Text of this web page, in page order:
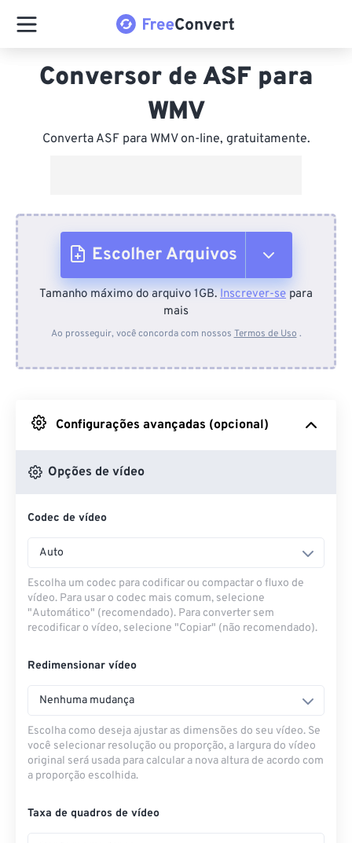
Conversor de ASF para
WMV
Converta ASF para WMV on-line, gratuitamente.
Escolher Arquivos
Do dispositivo
Do Google Drive
Do OneDrive
Tamanho máximo do arquivo 1GB. Inscrever-se para
mais
Ao prosseguir, você concorda com nossos Termos de Uso .
Configurações avançadas (opcional)
Opções de vídeo
Codec de vídeo
Auto
Escolha um codec para codificar ou compactar o fluxo de
vídeo. Para usar o codec mais comum, selecione
"Automático" (recomendado). Para converter sem
recodificar o vídeo, selecione "Copiar" (não recomendado).
Redimensionar vídeo
Nenhuma mudança
Escolha como deseja ajustar as dimensões do seu vídeo. Se
você selecionar resolução ou proporção, a largura do vídeo
original será usada para calcular a nova altura de acordo com
a proporção escolhida.
Taxa de quadros de vídeo